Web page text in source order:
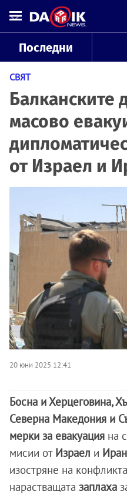
Последни
СВЯТ
Балканските
масово
от Израел и
20 юни 2025 12:41
Босна и Херцеговина,
Северна Македония и
мерки за евакуация на
мисии от Израел и Иран
изостряне на
нарастващата заплаха